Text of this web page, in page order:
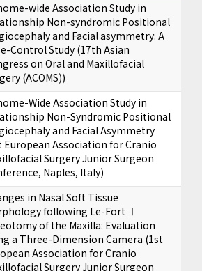
wide Association Study in
Non-syndromic Positional
and Facial asymmetry: A
Control Study (17th Asian
on Oral and Maxillofacial
(ACOMS))
Wide Association Study in
Non-Syndromic Positional
and Facial Asymmetry
European Association for Cranio
Surgery Junior Surgeon
Naples, Italy)
in Nasal Soft Tissue
following Le-Fort Ⅰ
of the Maxilla: Evaluation
a Three-Dimension Camera (1st
Association for Cranio
Surgery Junior Surgeon